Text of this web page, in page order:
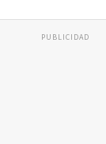
PUBLICIDAD